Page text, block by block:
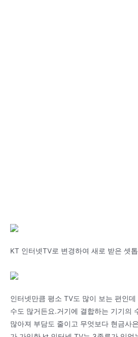
KT 인터넷TV로 변경하여 새로 받은 셋
인터넷만큼 평소 TV도 많이 보는 편인
수도 많거든요.거기에 결합하는 기기의
많아져 부담도 줄이고 무엇보다 현금사